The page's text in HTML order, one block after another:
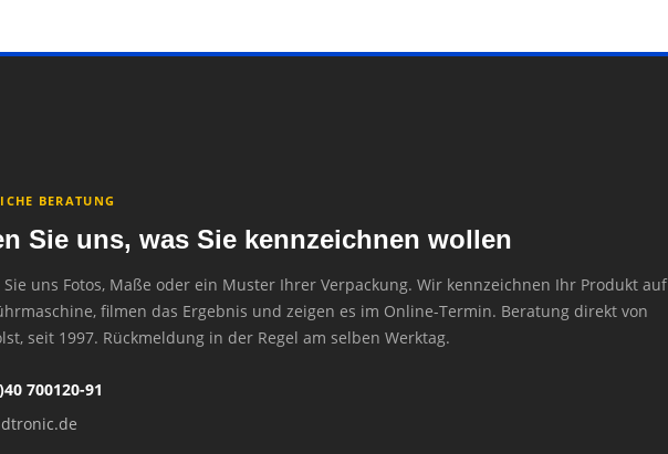
BERATUNG
Sie uns, was Sie kennzeichnen wollen
Sie uns Fotos, Maße oder ein Muster Ihrer Verpackung. Wir kennzeichnen Ihr Produkt auf
filmen das Ergebnis und zeigen es im Online-Termin. Beratung direkt von
seit 1997. Rückmeldung in der Regel am selben Werktag.
700120-91